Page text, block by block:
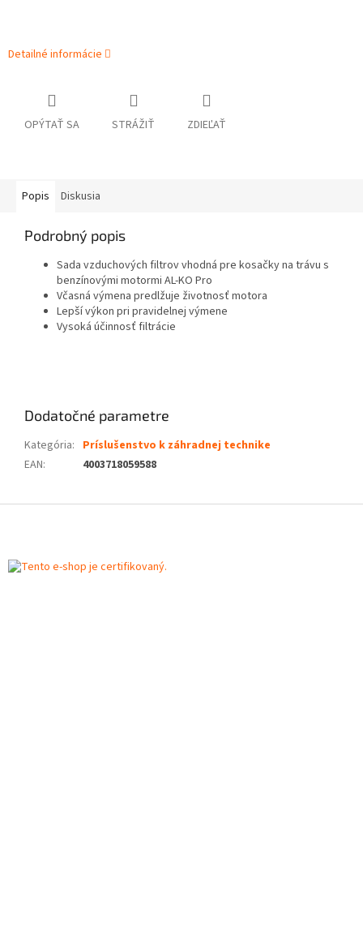
Detailné informácie
OPÝTAŤ SA STRÁŽIŤ ZDIEĽAŤ
Popis Diskusia
Podrobný popis
Sada vzduchových filtrov vhodná pre kosačky na trávu s
benzínovými motormi AL-KO Pro
Včasná výmena predlžuje životnosť motora
Lepší výkon pri pravidelnej výmene
Vysoká účinnosť filtrácie
Dodatočné parametre
Kategória: Príslušenstvo k záhradnej technike
EAN: 4003718059588